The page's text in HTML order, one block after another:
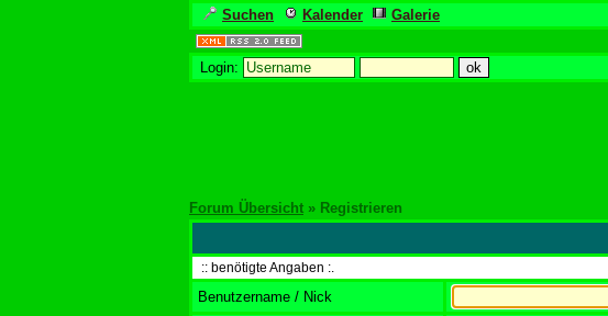
Suchen Kalender Galerie
Login:
Forum Übersicht » Registrieren
:: benötigte Angaben :.
Benutzername / Nick